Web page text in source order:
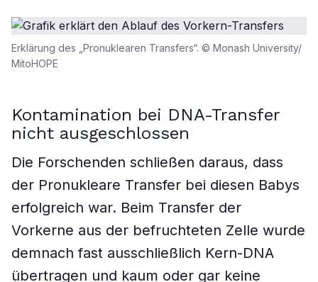
Erklärung des „Pronuklearen Transfers“. © Monash University/
MitoHOPE
Kontamination bei DNA-Transfer
nicht ausgeschlossen
Die Forschenden schließen daraus, dass
der Pronukleare Transfer bei diesen Babys
erfolgreich war. Beim Transfer der
Vorkerne aus der befruchteten Zelle wurde
demnach fast ausschließlich Kern-DNA
übertragen und kaum oder gar keine